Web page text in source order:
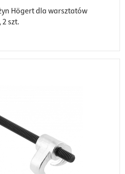
Högert dla warsztatów
szt.